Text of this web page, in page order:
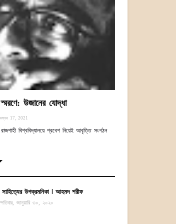
উজানের যোদ্ধা
17, 2021
রাজশাহী বিশ্ববিদ্যালয়ে প্রবেশ নিয়েই আবৃত্তি সংগঠন
সাহিত্যের উপক্রমনিকা ꘡ আহমদ শরীফ
জানুয়ারি ৩০, ২০২০